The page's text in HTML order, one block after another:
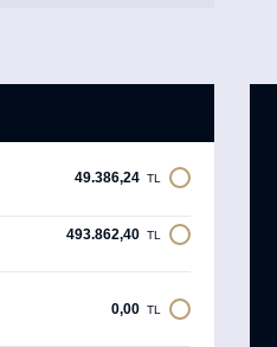
49.386,24 TL
493.862,40 TL
0,00 TL